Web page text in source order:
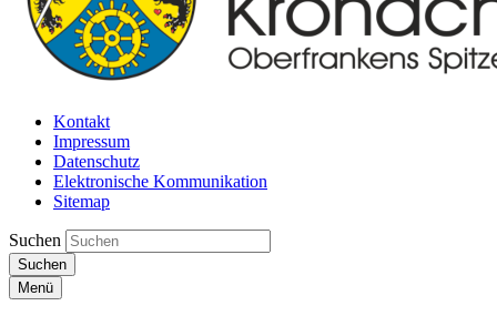
Kontakt
Impressum
Datenschutz
Elektronische Kommunikation
Sitemap
Suchen
Suchen
Menü